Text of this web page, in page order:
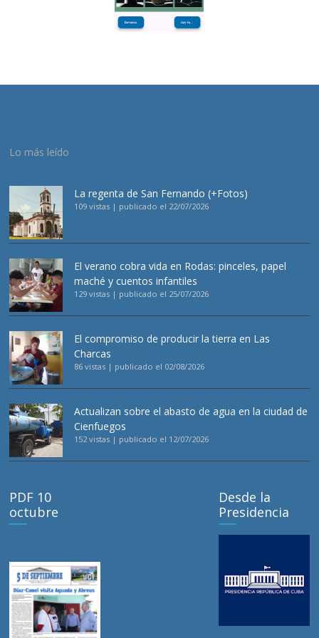
Lo más leído
La regenta de San Fernando (+Fotos)
109 vistas | publicado el 22/07/2026
El verano cobra vida en Rodas: pinceles, papel
maché y cuentos infantiles
129 vistas | publicado el 25/07/2026
El compromiso de producir la tierra en Las
Charcas
86 vistas | publicado el 02/08/2026
Actualizan sobre el abasto de agua en la ciudad de
Cienfuegos
152 vistas | publicado el 12/07/2026
PDF 10
octubre
Desde la
Presidencia